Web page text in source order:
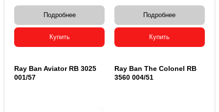
Подробнее
Купить
Подробнее
Купить
Ray Ban Aviator RB 3025
001/57
Ray Ban The Colonel RB
3560 004/51